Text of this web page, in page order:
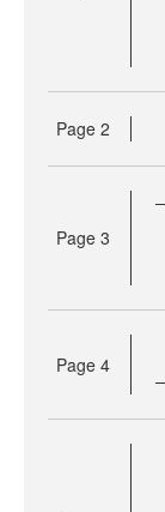
Page 2
Page 3
Page 4